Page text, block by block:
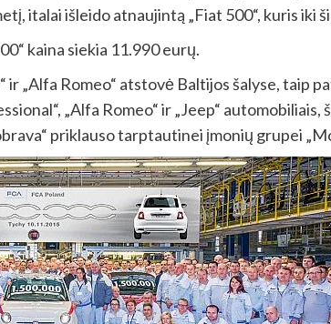
italai išleido atnaujintą „Fiat 500“, kuris iki
kaina siekia 11.990 eurų.
ir „Alfa Romeo“ atstovė Baltijos šalyse, taip
„Alfa Romeo“ ir „Jeep“
priklauso tarptautinei įmonių grupei